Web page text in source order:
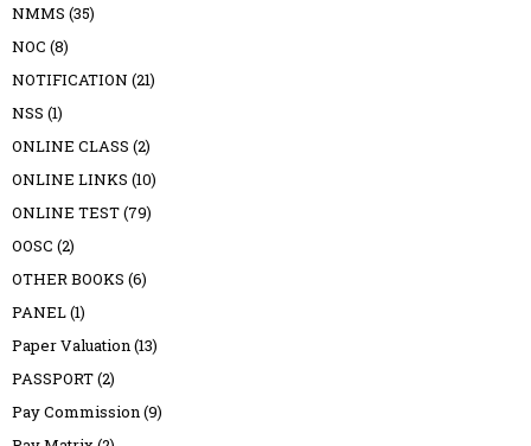
NMMS (35)
NOC (8)
NOTIFICATION (21)
NSS (1)
ONLINE CLASS (2)
ONLINE LINKS (10)
ONLINE TEST(79)
OOSC (2)
OTHER BOOKS (6)
PANEL(1)
Paper Valuation(13)
PASSPORT(2)
Pay Commission(9)